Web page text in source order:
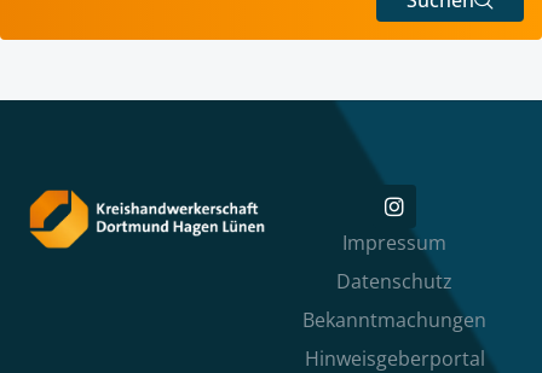
Impressum
Datenschutz
Bekanntmachungen
Hinweisgeberportal